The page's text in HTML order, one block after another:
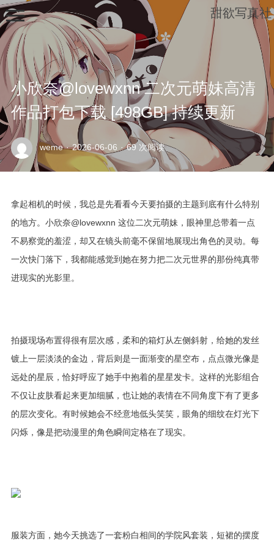
小欣奈@lovewxnn 二次元萌妹高清
作品打包下载 [498GB] 持续更新
weme · 2026-06-06 · 69 次阅读
拿起相机的时候，我总是先看看今天要拍摄的主题到底有什么特别
的地方。小欣奈@lovewxnn 这位二次元萌妹，眼神里总带着一点
不易察觉的羞涩，却又在镜头前毫不保留地展现出角色的灵动。每
一次快门落下，我都能感觉到她在努力把二次元世界的那份纯真带
进现实的光影里。
拍摄现场布置得很有层次感，柔和的箱灯从左侧斜射，给她的发丝
镀上一层淡淡的金边，背后则是一面渐变的星空布，点点微光像是
远处的星辰，恰好呼应了她手中抱着的星星发卡。这样的光影组合
不仅让皮肤看起来更加细腻，也让她的表情在不同角度下有了更多
的层次变化。有时候她会不经意地低头笑笑，眼角的细纹在灯光下
闪烁，像是把动漫里的角色瞬间定格在了现实。
服装方面，她今天挑选了一套粉白相间的学院风套装，短裙的摆度
甜欲写真社
示
例
面